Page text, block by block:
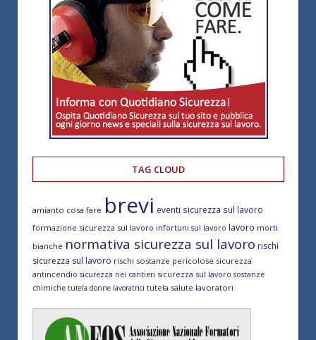
TAG CLOUD
amianto cosa fare brevi eventi sicurezza sul lavoro
formazione sicurezza sul lavoro infortuni sul lavoro lavoro morti
bianche normativa sicurezza sul lavoro rischi
sicurezza sul lavoro rischi sostanze pericolose sicurezza
antincendio sicurezza nei cantieri sicurezza sul lavoro sostanze
chimiche tutela donne lavoratrici tutela salute lavoratori